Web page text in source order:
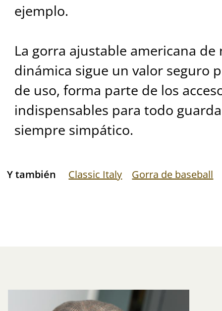
ejemplo.
La gorra ajustable americana
dinámica sigue un valor seguro
de uso, forma parte de los
indispensables para todo
siempre simpático.
Y también Classic Italy Gorra de baseball